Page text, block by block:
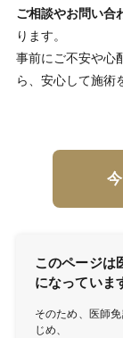
ご相談やお問い合
ります。
事前にご不安や心
ら、安心して施術
このページは
になっていま
そのため、医師
じめ、